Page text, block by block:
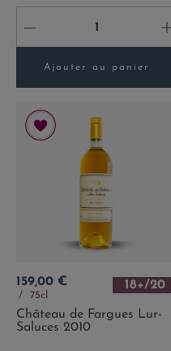
- +
Ajouter au panier
Prix
159,00 €
75cl
18+/20
Château de Fargues Lur-
Saluces 2010